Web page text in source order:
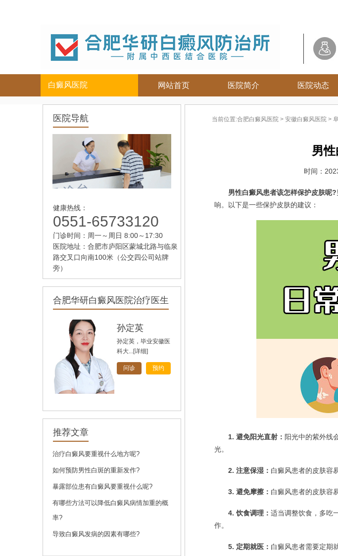
白癜风医院
儿童
女性
老年
胸背部
手部
白癜风饮食
白癜风护理
淮北白癜
阜阳白癜风
蚌埠白癜
淮南白癜风
网站首页 医院简介 医院动态
医院导航
健康热线：
0551-65733120
门诊时间：周一～周日 8:00～17:30
医院地址：合肥市庐阳区蒙城北路与临泉
路交叉口向南100米（公交四公司站牌
旁）
合肥华研白癜风医院治疗医生
孙定英
孙定英，毕业安徽医
科大...[详细]
问诊 预约
高汝辉
问诊
刘斌，中共党员，毕
问诊
推荐文章
治疗白癜风要重视什么地方呢?
如何预防男性白斑的重新发作?
暴露部位患有白癜风要重视什么呢?
有哪些方法可以降低白癜风病情加重的概
率?
导致白癜风发病的因素有哪些?
当前位置:合肥白癜风医院 > 安徽白癜风医院 >
男
时间：
男性白癜风患者该怎样保护皮肤呢?
响。以下是一些保护皮肤的建议：
1. 避免阳光直射： 阳光中的紫外线
光。
2. 注意保湿： 白癜风患者的皮肤容
3. 避免摩擦： 白癜风患者的皮肤容
4. 饮食调理： 适当调整饮食，多吃
作。
5. 定期就医： 白癜风患者需要定期